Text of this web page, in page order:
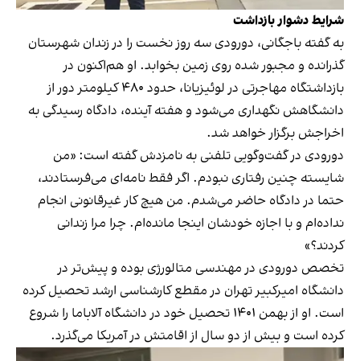
شرایط دشوار بازداشت
به گفته باجگانی، دورودی سه روز نخست را در زندان شهرستان
گذرانده و مجبور شده روی زمین بخوابد. او هم‌اکنون در
بازداشتگاه مهاجرتی در لوئیزیانا، حدود ۴۸۰ کیلومتر دور از
دانشگاهش نگهداری می‌شود و هفته آینده، دادگاه رسیدگی به
اخراجش برگزار خواهد‌ شد.
دورودی در گفت‌وگویی تلفنی به نامزدش گفته‌ است: «من
شایسته چنین رفتاری نبودم. اگر فقط نامه‌ای می‌فرستادند،
حتما در دادگاه حاضر می‌شدم. من هیچ کار غیرقانونی انجام
نداده‌ام و با اجازه خودشان اینجا مانده‌ام. چرا مرا زندانی
کردند؟»
تخصص دورودی در مهندسی متالورژی بوده و پیش‌تر در
دانشگاه امیرکبیر تهران در مقطع کارشناسی ارشد تحصیل کرده
است. او از بهمن ۱۴۰۱ تحصیل خود در دانشگاه آلاباما را شروع
کرده است و بیش از دو سال از اقامتش در آمریکا می‌گذرد.